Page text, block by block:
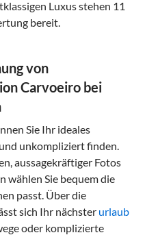
Luxus stehen 11
bereit.
von
Carvoeiro bei
Sie Ihr ideales
unkompliziert finden.
aussagekräftiger Fotos
Sie bequem die
passt. Über die
sich Ihr nächster urlaub
oder komplizierte